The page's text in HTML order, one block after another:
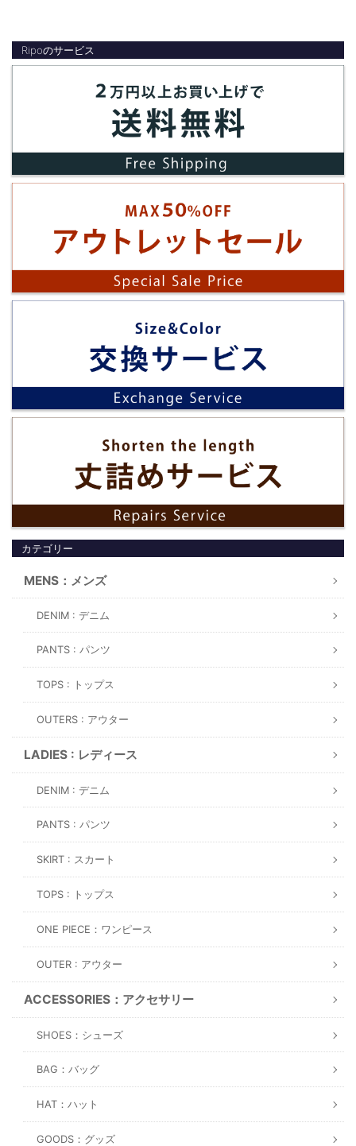
Ripoのサービス
カテゴリー
MENS：メンズ
DENIM : デニム
PANTS : パンツ
TOPS : トップス
OUTERS : アウター
LADIES : レディース
DENIM : デニム
PANTS : パンツ
SKIRT : スカート
TOPS : トップス
ONE PIECE：ワンピース
OUTER : アウター
ACCESSORIES：アクセサリー
SHOES：シューズ
BAG：バッグ
HAT：ハット
GOODS：グッズ